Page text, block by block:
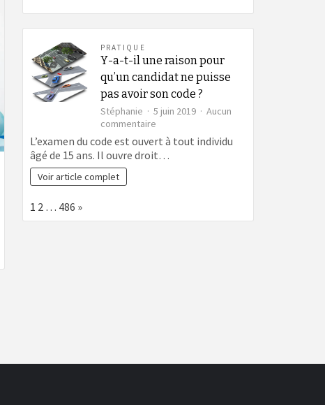
PRATIQUE
Y-a-t-il une raison pour
qu’un candidat ne puisse
pas avoir son code ?
Stéphanie 5 juin 2019
Aucun
commentaire
Y-
a-
t-
qu’un
L’examen du code est ouvert à tout individu
âgé de 15 ans. Il ouvre droit…
Voir article complet
Page:
1 2 … 486 Next
»